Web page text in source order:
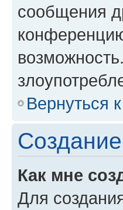
сообщения
Вернуться
Как мне
Для